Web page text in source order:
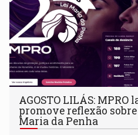
AGOSTO LILÁS: MPRO
promove reflexão
Maria da Penha